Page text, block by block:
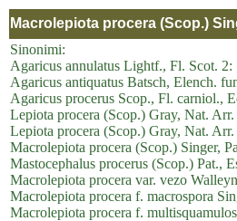
Macrolepiota procera (Scop.)
Sinonimi:
Agaricus annulatus Lightf., Fl. Scot. 2:
Agaricus antiquatus Batsch, Elench.
Agaricus procerus Scop., Fl. carniol.,
Lepiota procera (Scop.) Gray, Nat.
Lepiota procera (Scop.) Gray, Nat.
Macrolepiota procera (Scop.) Singer,
Mastocephalus procerus (Scop.) Pat.,
Macrolepiota procera var. vezo
Macrolepiota procera f. macrospora
Macrolepiota procera f.